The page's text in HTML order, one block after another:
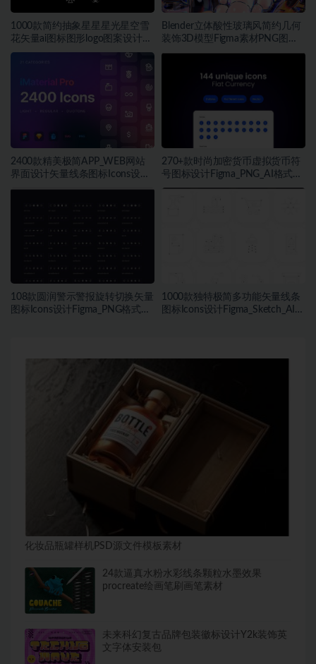
1000款简约抽象星星星光星空雪
花矢量ai图标图形logo图案设计素
材
Blender立体酸性玻璃风简约几何
装饰3D模型Figma素材PNG图片
素材
2400款精美极简APP_WEB网站
界面设计矢量线条图标Icons设计
270+款时尚加密货币虚拟货币符
号图标设计Figma_PNG_AI格式素
材
108款圆润警示警报旋转切换矢量
图标Icons设计Figma_PNG格式素
1000款独特极简多功能矢量线条
图标Icons设计Figma_Sketch_AI格
化妆品瓶罐样机PSD源文件模板素材
24款逼真水粉水彩线条颗粒水墨效果
procreate绘画笔刷画笔素材
未来科幻复古品牌包装徽标设计Y2k装饰英
文字体安装包